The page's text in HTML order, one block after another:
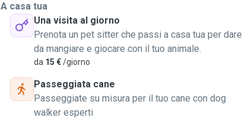
A casa tua
Una visita al giorno
Prenota un pet sitter che passi a casa tua per dare
da mangiare e giocare con il tuo animale.
da 15 €/giorno
Passeggiata cane
Passeggiate su misura per il tuo cane con dog
walker esperti